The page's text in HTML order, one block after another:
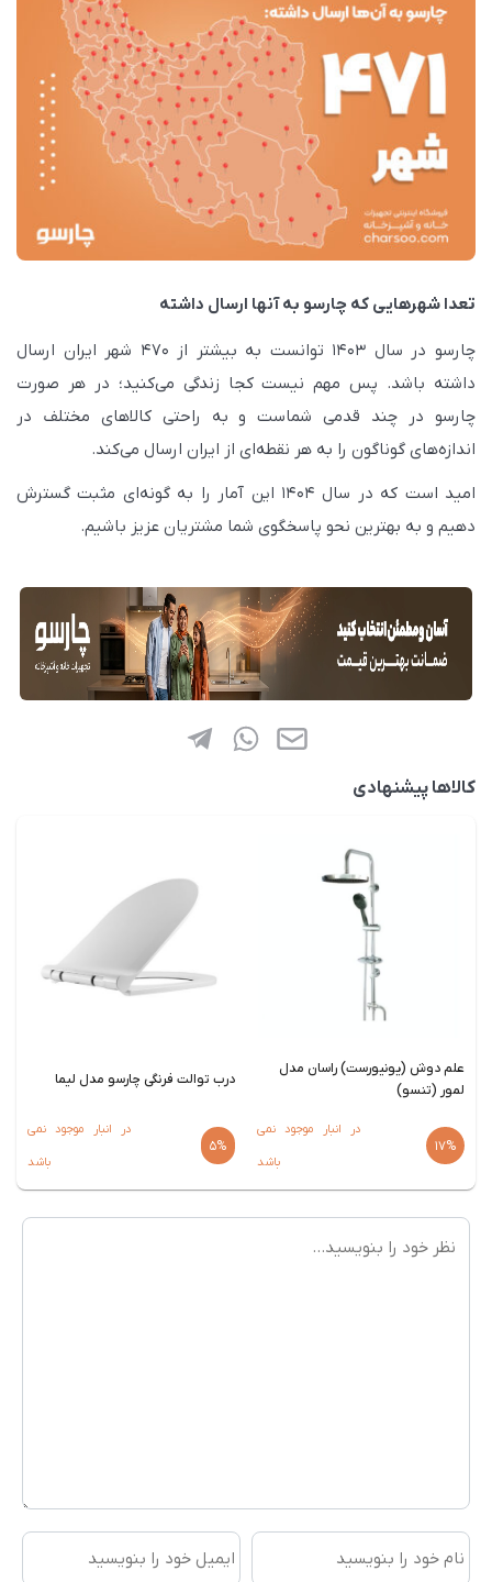
تعدا شهرهایی که چارسو به آنها ارسال داشته
چارسو در سال 1403 توانست به بیشتر از 470 شهر ایران ارسال
داشته باشد. پس مهم نیست کجا زندگی می‌کنید؛ در هر صورت
چارسو در چند قدمی شماست و به راحتی کالاهای مختلف در
اندازه‌های گوناگون را به هر نقطه‌ای از ایران ارسال می‌کند.
امید است که در سال 1404 این آمار را به گونه‌ای مثبت گسترش
دهیم و به بهترین نحو پاسخگوی شما مشتریان عزیز باشیم.
کالاها پیشنهادی
درب توالت فرنگی چارسو مدل لیما
5%
در انبار موجود نمی
باشد
5960 با قطعات ایرانی
+2%
25,707,000
قیمت